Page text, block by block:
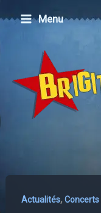
Menu
Actualités, Concerts